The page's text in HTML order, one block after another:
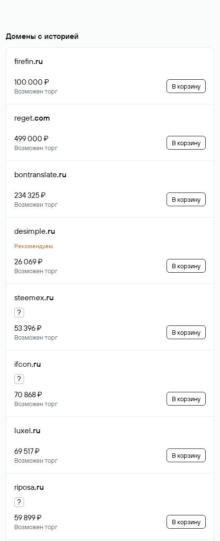
Домены с историей
firefin.ru
100 000 ₽
Возможен торг
В корзину
reget.com
499 000 ₽
Возможен торг
В корзину
bontranslate.ru
234 325 ₽
Возможен торг
В корзину
desimple.ru
Рекомендуем
26 069 ₽
Возможен торг
В корзину
steemex.ru
?
53 396 ₽
Возможен торг
В корзину
ifcon.ru
?
70 868 ₽
Возможен торг
В корзину
luxel.ru
69 517 ₽
Возможен торг
В корзину
riposa.ru
?
59 899 ₽
Возможен торг
В корзину